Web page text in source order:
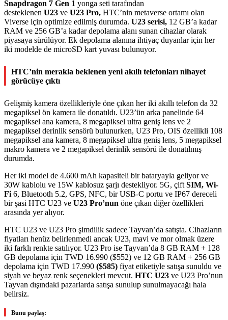
Snapdragon 7 Gen 1 yonga seti tarafından
desteklenen U23 ve U23 Pro, HTC’nin metaverse ortamı olan
Viverse için optimize edilmiş durumda. U23 serisi, 12 GB’a kadar
RAM ve 256 GB’a kadar depolama alanı sunan cihazlar olarak
piyasaya sürülüyor. Ek depolama alanına ihtiyaç duyanlar için her
iki modelde de microSD kart yuvası bulunuyor.
HTC’nin merakla beklenen yeni akıllı telefonları nihayet
görücüye çıktı
Gelişmiş kamera özellikleriyle öne çıkan her iki akıllı telefon da 32
megapiksel ön kamera ile donatıldı. U23’ün arka panelinde 64
megapiksel ana kamera, 8 megapiksel ultra geniş lens ve 2
megapiksel derinlik sensörü bulunurken, U23 Pro, OIS özellikli 108
megapiksel ana kamera, 8 megapiksel ultra geniş lens, 5 megapiksel
makro kamera ve 2 megapiksel derinlik sensörü ile donatılmış
durumda.
Her iki model de 4.600 mAh kapasiteli bir bataryayla geliyor ve
30W kablolu ve 15W kablosuz şarjı destekliyor. 5G, çift SIM, Wi-
Fi 6, Bluetooth 5.2, GPS, NFC, bir USB-C portu ve IP67 dereceli
bir şasi HTC U23 ve U23 Pro’nun öne çıkan diğer özellikleri
arasında yer alıyor.
HTC U23 ve U23 Pro şimdilik sadece Tayvan’da satışta. Cihazların
fiyatları henüz belirlenmedi ancak U23, mavi ve mor olmak üzere
iki farklı renkte satılıyor. U23 Pro ise Tayvan’da 8 GB RAM + 128
GB depolama için TWD 16.990 ($552) ve 12 GB RAM + 256 GB
depolama için TWD 17.990 ($585) fiyat etiketiyle satışa sunuldu ve
siyah ve beyaz renk seçenekleri mevcut. HTC U23 ve U23 Pro’nun
Tayvan dışındaki pazarlarda satışa sunulup sunulmayacağı hala
belirsiz.
Bunu paylaş: